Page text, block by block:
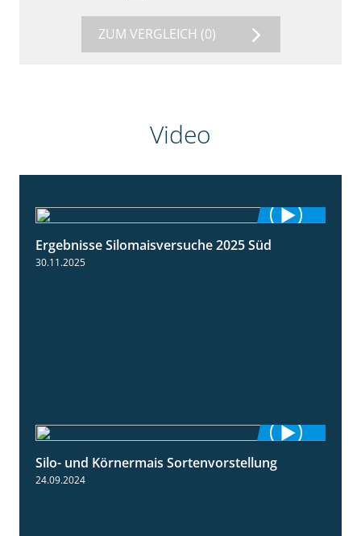
ZUM VERGLEICH (0)
Video
Ergebnisse Silomaisversuche 2025 Süd
30.11.2025
4:26
Silo- und Körnermais Sortenvorstellung
24.09.2024